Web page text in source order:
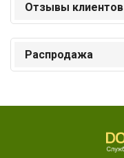
Отзывы клиентов
Распродажа